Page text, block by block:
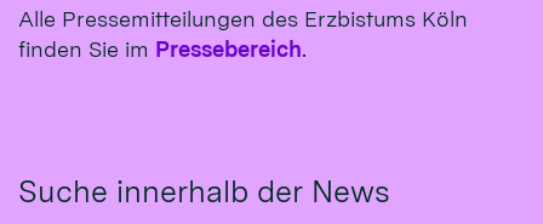
Alle Pressemitteilungen des Erzbistums Köln
finden Sie im Pressebereich.
Suche innerhalb der News